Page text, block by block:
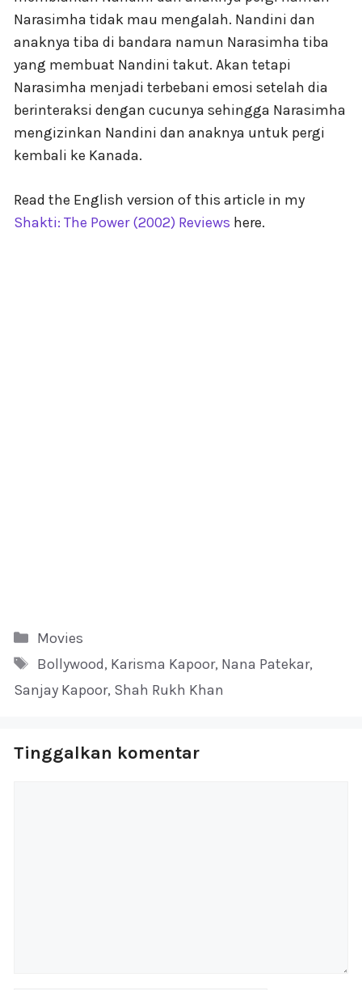
Narasimha tidak mau mengalah. Nandini dan
anaknya tiba di bandara namun Narasimha tiba
yang membuat Nandini takut. Akan tetapi
Narasimha menjadi terbebani emosi setelah dia
berinteraksi dengan cucunya sehingga Narasimha
mengizinkan Nandini dan anaknya untuk pergi
kembali ke Kanada.
Read the English version of this article in my
Shakti: The Power (2002) Reviews here.
Kategori
Movies
Tag
Bollywood, Karisma Kapoor, Nana Patekar,
Sanjay Kapoor, Shah Rukh Khan
Tinggalkan komentar